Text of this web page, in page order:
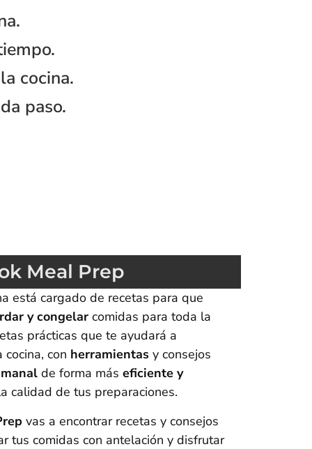
cocina.
paso.
Meal Prep
está cargado de recetas para que
y congelar comidas para toda la
prácticas que te ayudará a
con herramientas y consejos
de forma máseficiente y
calidad de tus preparaciones.
vas a encontrar recetas y consejos
tus comidas con antelación y disfrutar